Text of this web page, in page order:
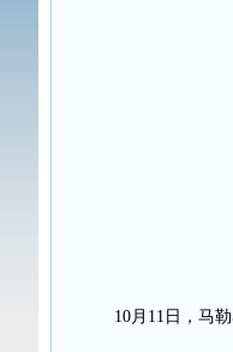
10月11日，马